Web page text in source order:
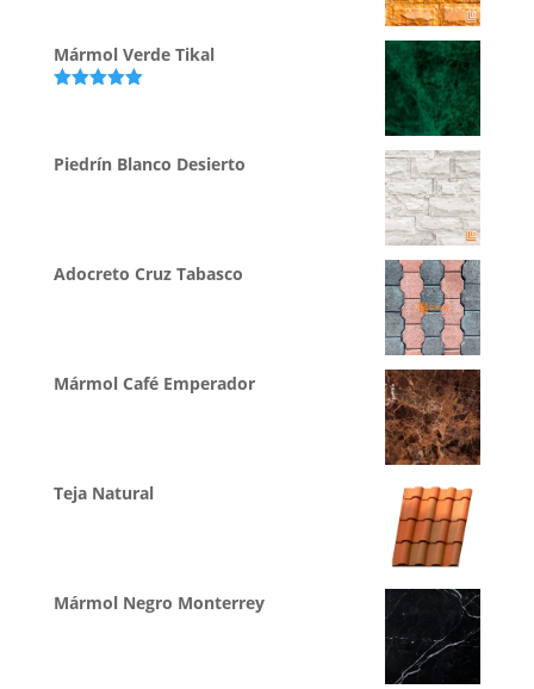
Mármol Verde Tikal
Piedrín Blanco Desierto
Adocreto Cruz Tabasco
Mármol Café Emperador
Teja Natural
Mármol Negro Monterrey